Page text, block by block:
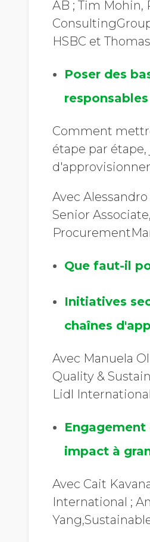
AB ; Tim Mohin,
HSBC et
Poser des
responsables
Comment
étape par
Avec
Senior
Que faut-il
Initiatives
chaînes
Avec Manuela
Quality &
Lidl
Engagement
impact à
Avec Cait
International ;